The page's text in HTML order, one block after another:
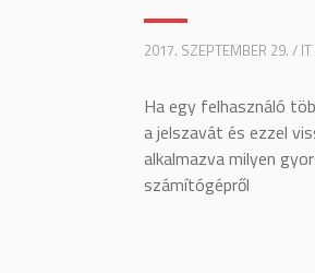
2017. SZEPTEMBER 29. / IT
Ha egy felhasználó
a jelszavát és ezzel
alkalmazva milyen
számítógépről